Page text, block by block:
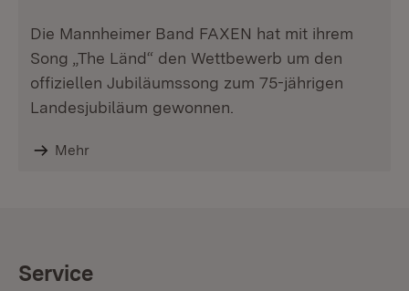
Die Mannheimer Band FAXEN hat mit ihrem
Song „The Länd“ den Wettbewerb um den
offiziellen Jubiläumssong zum 75-jährigen
Landesjubiläum gewonnen.
Mehr
Service